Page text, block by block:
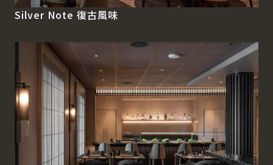
Silver Note 復古風味